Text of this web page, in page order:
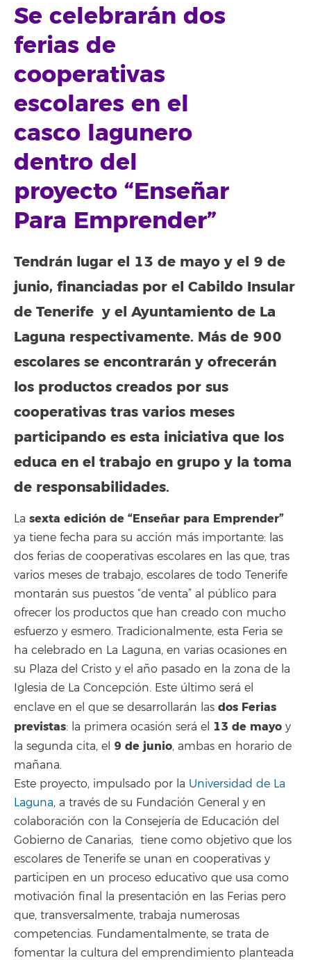
Se celebrarán dos
ferias de
cooperativas
escolares en el
casco lagunero
dentro del
proyecto “Enseñar
Para Emprender”
Tendrán lugar el 13 de mayo y el 9 de
junio, financiadas por el Cabildo Insular
de Tenerife y el Ayuntamiento de La
Laguna respectivamente. Más de 900
escolares se encontrarán y ofrecerán
los productos creados por sus
cooperativas tras varios meses
participando es esta iniciativa que los
educa en el trabajo en grupo y la toma
de responsabilidades.
La sexta edición de “Enseñar para Emprender”
ya tiene fecha para su acción más importante: las
dos ferias de cooperativas escolares en las que, tras
varios meses de trabajo, escolares de todo Tenerife
montarán sus puestos “de venta” al público para
ofrecer los productos que han creado con mucho
esfuerzo y esmero. Tradicionalmente, esta Feria se
ha celebrado en La Laguna, en varias ocasiones en
su Plaza del Cristo y el año pasado en la zona de la
Iglesia de La Concepción. Este último será el
enclave en el que se desarrollarán las dos Ferias
previstas: la primera ocasión será el 13 de mayo y
la segunda cita, el 9 de junio, ambas en horario de
mañana.
Este proyecto, impulsado por la Universidad de La
Laguna, a través de su Fundación General y en
colaboración con la Consejería de Educación del
Gobierno de Canarias, tiene como objetivo que los
escolares de Tenerife se unan en cooperativas y
participen en un proceso educativo que usa como
motivación final la presentación en las Ferias pero
que, transversalmente, trabaja numerosas
competencias. Fundamentalmente, se trata de
fomentar la cultura del emprendimiento planteada